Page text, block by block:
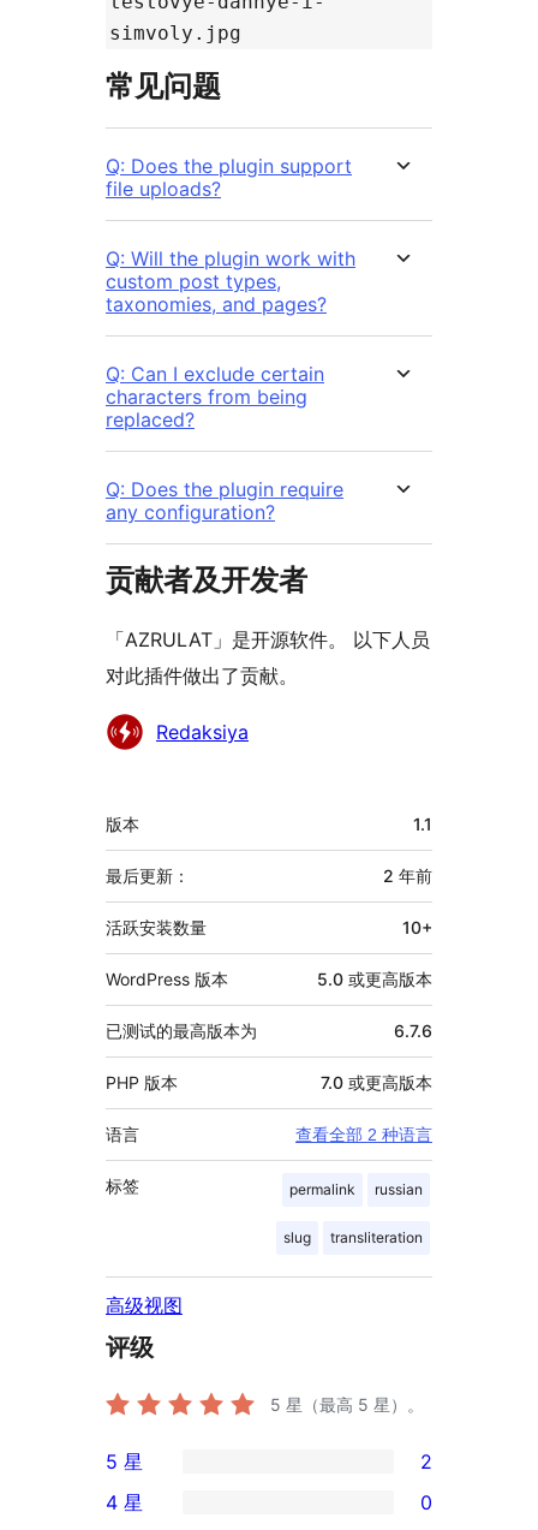
simvoly.jpg
常见问题
Q: Does the plugin support
file uploads?
Q: Will the plugin work with
custom post types,
taxonomies, and pages?
Q: Can I exclude certain
characters from being
replaced?
Q: Does the plugin require
any configuration?
贡献者及开发者
「AZRULAT」是开源软件。 以下人员
对此插件做出了贡献。
贡
Redaksiya
额
外
信
息
版本 1.1
最后更新： 2 年前
活跃安装数量 10+
WordPress 版本 5.0 或更高版本
已测试的最高版本为 6.7.6
PHP 版本 7.0 或更高版本
语言 查看全部 2 种语言
标签 permalink russian
slug transliteration
高级视图
评级
5 星（最高 5 星）。
2
条
5 星 2
4 星 0